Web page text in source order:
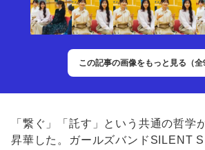
この記事の画像をもっと見る（全
「繋ぐ」「託す」という共通の哲学
昇華した。ガールズバンドSILENT